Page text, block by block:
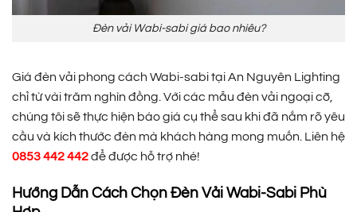
Đèn vải Wabi-sabi giá bao nhiêu?
Giá đèn vải phong cách Wabi-sabi tại An Nguyên Lighting
chỉ từ vài trăm nghìn đồng. Với các mẫu đèn vải ngoại cỡ,
chúng tôi sẽ thực hiện báo giá cụ thể sau khi đã nắm rõ yêu
cầu và kích thước đèn mà khách hàng mong muốn. Liên hệ
0853 442 442để được hỗ trợ nhé!
Hướng Dẫn Cách Chọn Đèn Vải Wabi-Sabi Phù